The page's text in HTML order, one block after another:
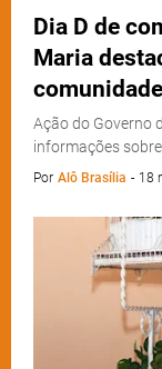
Dia D de
Maria
comunidade
Ação do Governo
informações
Por Alô Brasília - 18